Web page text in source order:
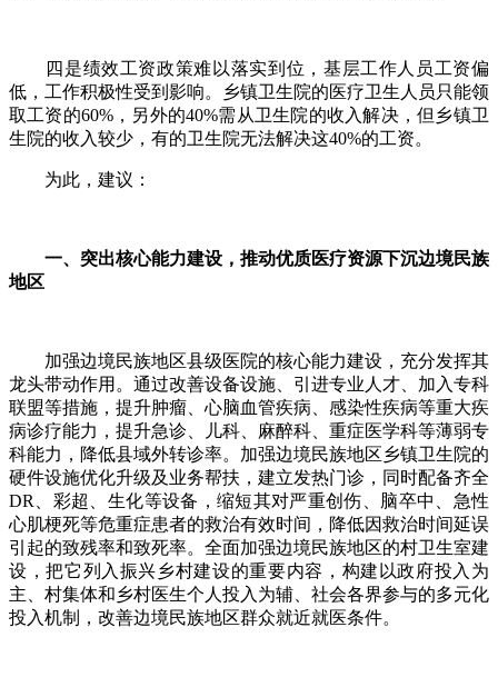
四是绩效工资政策难以落实到位，基层工作人员工资偏
低，工作积极性受到影响。乡镇卫生院的医疗卫生人员只能领
取工资的60%，另外的40%需从卫生院的收入解决，但乡镇卫
生院的收入较少，有的卫生院无法解决这40%的工资。
为此，建议：
一、突出核心能力建设，推动优质医疗资源下沉边境民族
地区
加强边境民族地区县级医院的核心能力建设，充分发挥其
龙头带动作用。通过改善设备设施、引进专业人才、加入专科
联盟等措施，提升肿瘤、心脑血管疾病、感染性疾病等重大疾
病诊疗能力，提升急诊、儿科、麻醉科、重症医学科等薄弱专
科能力，降低县域外转诊率。加强边境民族地区乡镇卫生院的
硬件设施优化升级及业务帮扶，建立发热门诊，同时配备齐全
DR、彩超、生化等设备，缩短其对严重创伤、脑卒中、急性
心肌梗死等危重症患者的救治有效时间，降低因救治时间延误
引起的致残率和致死率。全面加强边境民族地区的村卫生室建
设，把它列入振兴乡村建设的重要内容，构建以政府投入为
主、村集体和乡村医生个人投入为辅、社会各界参与的多元化
投入机制，改善边境民族地区群众就近就医条件。